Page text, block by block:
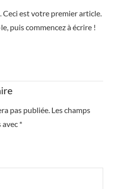
Ceci est votre premier article.
puis commencez à écrire !
pas publiée. Les champs
*